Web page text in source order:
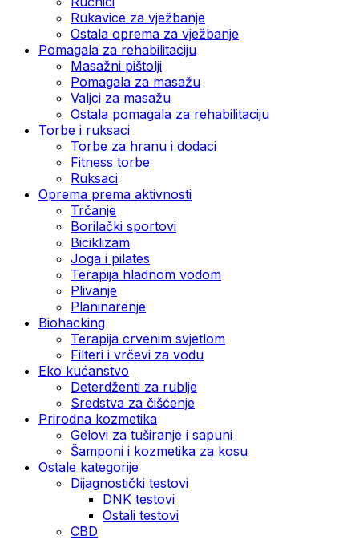
Rukavice za vježbanje
Ostala oprema za vježbanje
Pomagala za rehabilitaciju
Masažni pištolji
Pomagala za masažu
Valjci za masažu
Ostala pomagala za rehabilitaciju
Torbe i ruksaci
Torbe za hranu i dodaci
Fitness torbe
Ruksaci
Oprema prema aktivnosti
Trčanje
Borilački sportovi
Biciklizam
Joga i pilates
Terapija hladnom vodom
Plivanje
Planinarenje
Biohacking
Terapija crvenim svjetlom
Filteri i vrčevi za vodu
Eko kućanstvo
Deterdženti za rublje
Sredstva za čišćenje
Prirodna kozmetika
Gelovi za tuširanje i sapuni
Šamponi i kozmetika za kosu
Ostale kategorije
Dijagnostički testovi
DNK testovi
Ostali testovi
CBD